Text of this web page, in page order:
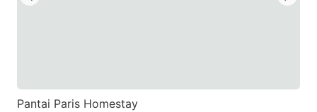
Pantai Paris Homestay